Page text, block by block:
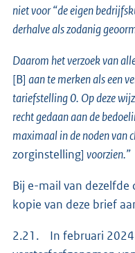
niet voor “de eigen
derhalve als zodanig
Daarom het verzoek van
[B] aan te merken als een
tariefstelling 0. Op deze
recht gedaan aan de
maximaal in de noden van
zorginstelling] voorzien.”
Bij e-mail van
kopie van deze brief
2.21. In februari 2024